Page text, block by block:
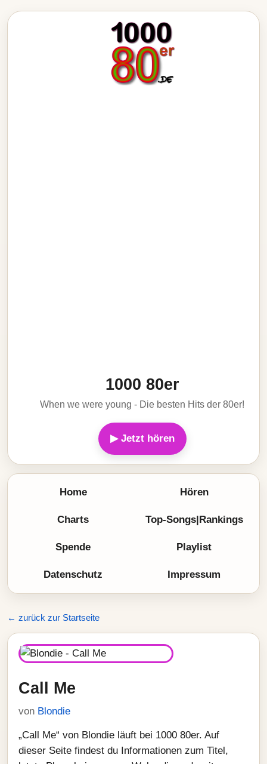
1000 80er
When we were young - Die besten Hits der 80er!
▶ Jetzt hören
Home Hören
Charts Top-Songs|Rankings
Spende Playlist
Datenschutz Impressum
← zurück zur Startseite
Call Me
von Blondie
„Call Me“ von Blondie läuft bei 1000 80er. Auf
dieser Seite findest du Informationen zum Titel,